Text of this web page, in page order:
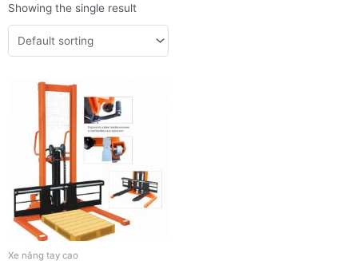
Showing the single result
Xe nâng tay cao